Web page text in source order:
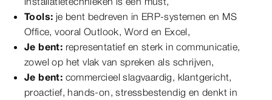
Tools: je bent bedreven in ERP-systemen en MS
Office, vooral Outlook, Word en Excel,
Je bent: representatief en sterk in communicatie,
zowel op het vlak van spreken als schrijven,
Je bent: commercieel slagvaardig, klantgericht,
proactief, hands-on, stressbestendig en denkt in